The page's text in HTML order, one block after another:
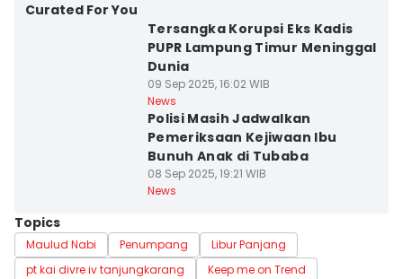
Curated For You
Tersangka Korupsi Eks Kadis
PUPR Lampung Timur Meninggal
Dunia
09 Sep 2025, 16:02 WIB
News
Polisi Masih Jadwalkan
Pemeriksaan Kejiwaan Ibu
Bunuh Anak di Tubaba
08 Sep 2025, 19:21 WIB
News
Topics
Maulud Nabi Penumpang
Libur Panjang
pt kai divre iv tanjungkarang
Keep me on Trend